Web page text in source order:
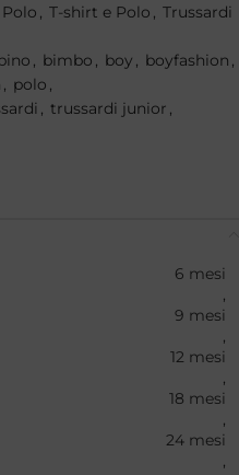
, T-shirt e Polo , Trussardi
, bimbo , boy , boyfashion ,
, polo ,
, trussardi junior ,
6 mesi
,
9 mesi
,
12 mesi
,
18 mesi
,
24 mesi
,